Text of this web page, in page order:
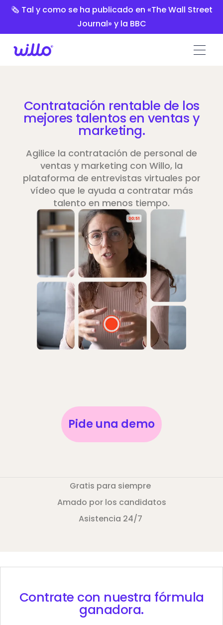
Please
includes
🗞️ Tal y como se ha publicado en «The Wall Street
Journal» y la BBC
Contratación rentable de los
mejores talentos en ventas y
marketing.
Agilice la contratación de personal de
ventas y marketing con Willo, la
plataforma de entrevistas virtuales por
vídeo que le ayuda a contratar más
talento en menos tiempo.
Pide una demo
Gratis para siempre
Amado por los candidatos
Asistencia 24/7
Contrate con nuestra fórmula
ganadora.